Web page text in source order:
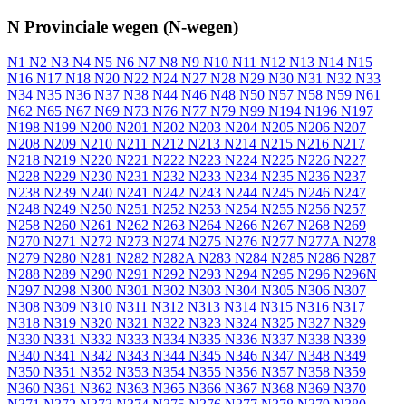
N Provinciale wegen (N-wegen)
N1 N2 N3 N4 N5 N6 N7 N8 N9 N10 N11 N12 N13 N14 N15
N16 N17 N18 N20 N22 N24 N27 N28 N29 N30 N31 N32 N33
N34 N35 N36 N37 N38 N44 N46 N48 N50 N57 N58 N59 N61
N62 N65 N67 N69 N73 N76 N77 N79 N99 N194 N196 N197
N198 N199 N200 N201 N202 N203 N204 N205 N206 N207
N208 N209 N210 N211 N212 N213 N214 N215 N216 N217
N218 N219 N220 N221 N222 N223 N224 N225 N226 N227
N228 N229 N230 N231 N232 N233 N234 N235 N236 N237
N238 N239 N240 N241 N242 N243 N244 N245 N246 N247
N248 N249 N250 N251 N252 N253 N254 N255 N256 N257
N258 N260 N261 N262 N263 N264 N266 N267 N268 N269
N270 N271 N272 N273 N274 N275 N276 N277 N277A N278
N279 N280 N281 N282 N282A N283 N284 N285 N286 N287
N288 N289 N290 N291 N292 N293 N294 N295 N296 N296N
N297 N298 N300 N301 N302 N303 N304 N305 N306 N307
N308 N309 N310 N311 N312 N313 N314 N315 N316 N317
N318 N319 N320 N321 N322 N323 N324 N325 N327 N329
N330 N331 N332 N333 N334 N335 N336 N337 N338 N339
N340 N341 N342 N343 N344 N345 N346 N347 N348 N349
N350 N351 N352 N353 N354 N355 N356 N357 N358 N359
N360 N361 N362 N363 N365 N366 N367 N368 N369 N370